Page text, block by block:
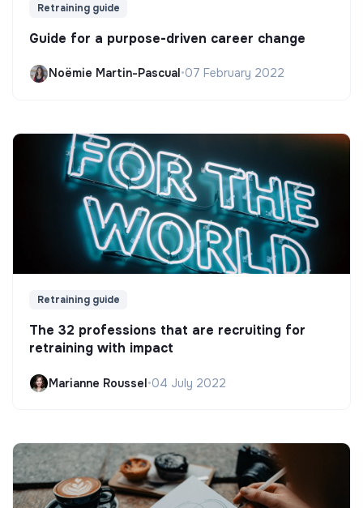
Retraining guide
Guide for a purpose-driven career change
Noëmie Martin-Pascual•07 February 2022
Retraining guide
The 32 professions that are recruiting for
retraining with impact
Marianne Roussel•04 July 2022